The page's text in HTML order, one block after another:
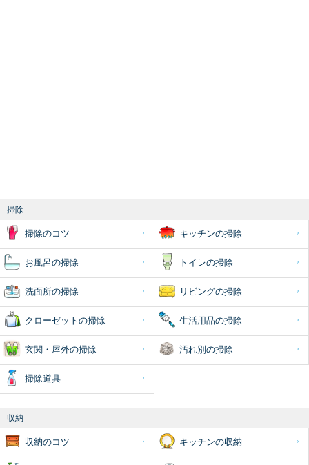
掃除
掃除のコツ キッチンの掃除
お風呂の掃除 トイレの掃除
洗面所の掃除 リビングの掃除
クローゼットの掃除 生活用品の掃除
玄関・屋外の掃除 汚れ別の掃除
掃除道具
収納
収納のコツ キッチンの収納